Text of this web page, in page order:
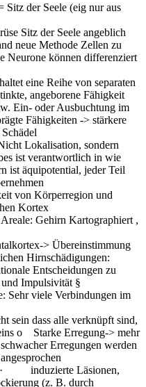
der Seele (eig nur aus
Sitz der Seele angeblich
neue Methode Zellen zu
Neurone können differenziert
eine Reihe von separaten
angeborene Fähigkeit
Ein- oder Ausbuchtung im
Fähigkeiten -> stärkere
Lokalisation, sondern
ist verantwortlich in wie
ist äquipotential, jeder Teil
von Körperregion und
Kortex
Gehirn Kartographiert ,
> Übereinstimmung
Hirnschädigungen:
Entscheidungen zu
Impulsivität §
Sehr viele Verbindungen im
sein dass alle verknüpft sind,
o Starke Erregung-> mehr
Erregungen werden
induzierte Läsionen,
(z. B. durch